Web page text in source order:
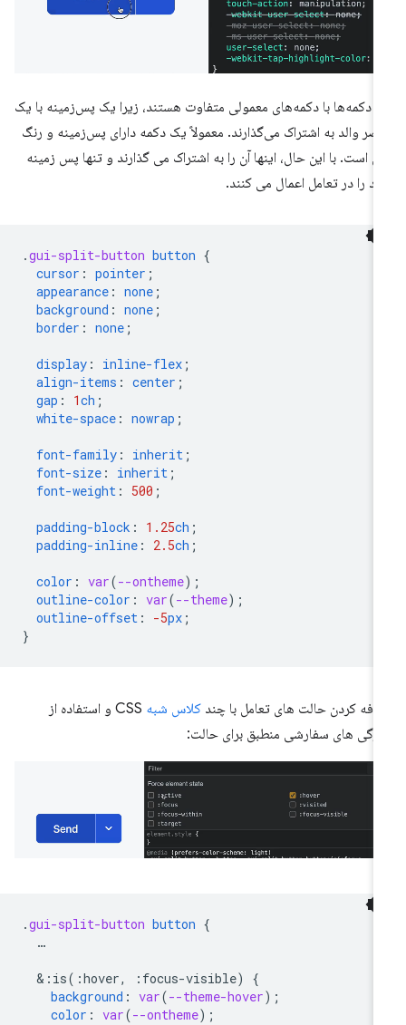
دکمه‌ها با دکمه‌های معمولی متفاوت هستند، زیرا یک پس‌زمینه با یک
والد به اشتراک می‌گذارند. معمولاً یک دکمه دارای پس‌زمینه و رنگ
است. با این حال، اینها آن را به اشتراک می گذارند و تنها پس زمینه
را در تعامل اعمال می کنند.
.gui-split-button button
cursor: pointer
appearance: none
background: none
border: none
display: inline-flex
align-items: center
gap: 1
white-space: nowrap
font-family: inherit
font-size: inherit
font-weight: 500
padding-block : 1.25
padding-inline : 2.5
color: var(--ontheme
outline-color: var(--theme
outline-offset: -5
کردن حالت های تعامل با چندکلاس شبه
CSS و استفاده از
های سفارشی منطبق برای حالت:
.gui-split-button button
&:is(:hover, :focus-visible)
background: var(--theme-hover
color: var(--ontheme